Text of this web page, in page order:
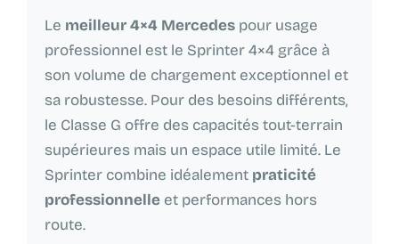
Le meilleur 4×4 Mercedes pour usage
professionnel est le Sprinter 4×4 grâce à
son volume de chargement exceptionnel et
sa robustesse. Pour des besoins différents,
le Classe G offre des capacités tout-terrain
supérieures mais un espace utile limité. Le
Sprinter combine idéalement praticité
professionnelle et performances hors
route.